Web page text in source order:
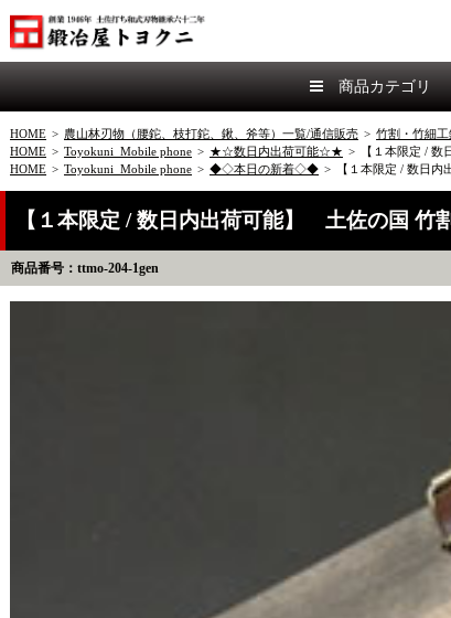
商品カテゴリ
HOME > 農山林刃物（腰鉈、枝打鉈、鍬、斧等）一覧/通信販売 > 竹割・竹細
HOME > Toyokuni_Mobile phone > ★☆数日内出荷可能☆★ >
【１本限定 /
HOME > Toyokuni_Mobile phone > ◆◇本日の新着◇◆ > 【１本限定 / 数日
【１本限定 / 数日内出荷可能】 土佐の国 竹
商品番号：ttmo-204-1gen